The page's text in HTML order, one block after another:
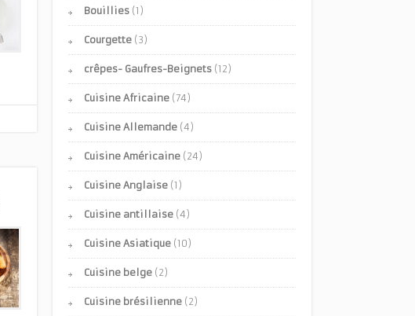
Bouillies (1)
Courgette (3)
crêpes- Gaufres-Beignets (12)
Cuisine Africaine (74)
Cuisine Allemande (4)
Cuisine Américaine (24)
Cuisine Anglaise (1)
Cuisine antillaise (4)
Cuisine Asiatique (10)
Cuisine belge (2)
Cuisine brésilienne (2)